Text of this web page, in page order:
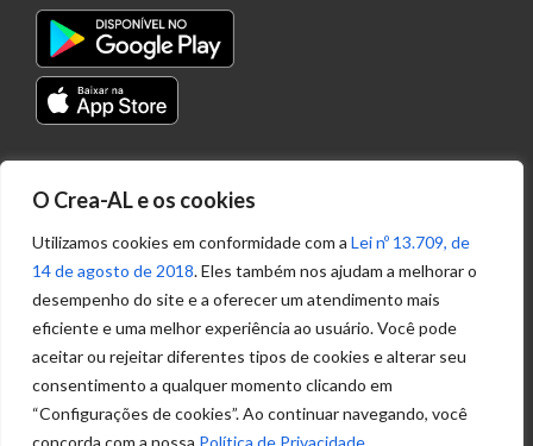
O Crea-AL e os cookies
Utilizamos cookies em conformidade com a Lei nº 13.709, de
14 de agosto de 2018. Eles também nos ajudam a melhorar o
desempenho do site e a oferecer um atendimento mais
eficiente e uma melhor experiência ao usuário. Você pode
aceitar ou rejeitar diferentes tipos de cookies e alterar seu
consentimento a qualquer momento clicando em
“Configurações de cookies”. Ao continuar navegando, você
concorda com a nossa Política de Privacidade
Transparência
Portal
Acesso à
Informação
Política de
Privacidade de
Ouvidoria